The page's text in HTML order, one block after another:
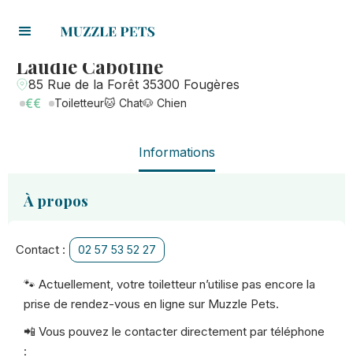
Laudie Cabotine
85 Rue de la Forêt 35300 Fougères
€€ Toiletteur🐱 Chat🐶 Chien
Informations
À propos
Contact : 02 57 53 52 27
🐾 Actuellement, votre toiletteur n’utilise pas encore la
prise de rendez-vous en ligne sur Muzzle Pets.
📲 Vous pouvez le contacter directement par téléphone
: